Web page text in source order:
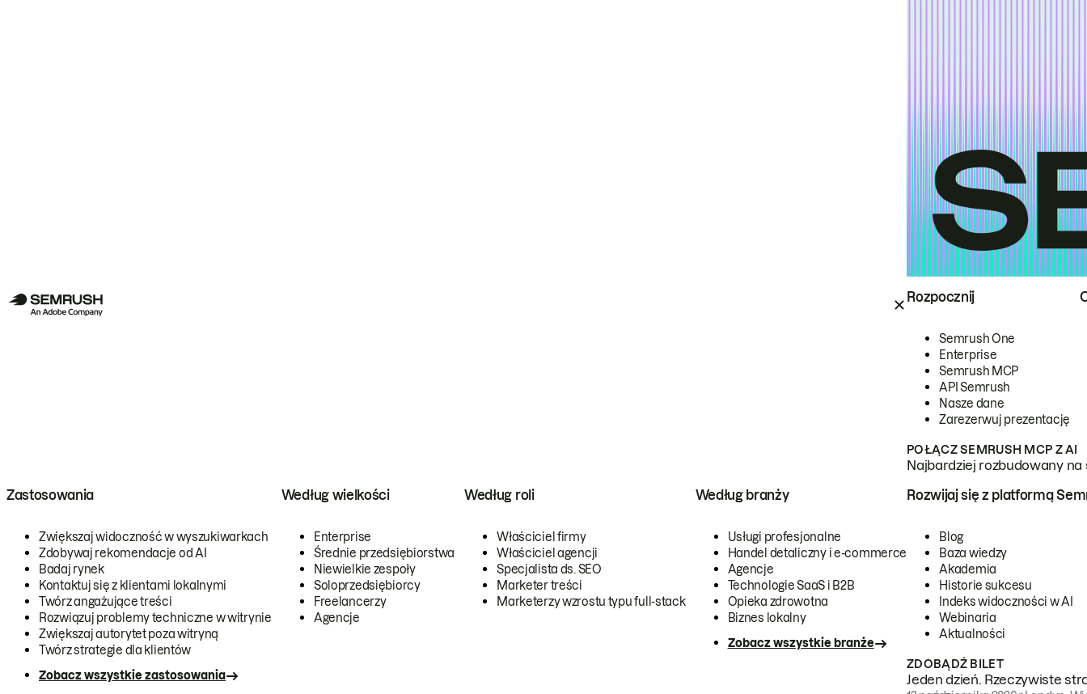
Rozpocznij
Semrush One
Enterprise
Semrush MCP
API Semrush
Nasze dane
Zarezerwuj prezentację
POŁĄCZ SEMRUSH MCP Z AI
Najbardziej rozbudowany
Zastosowania
Zwiększaj widoczność w wyszukiwarkach
Zdobywaj rekomendacje od AI
Badaj rynek
Kontaktuj się z klientami lokalnymi
Twórz angażujące treści
Rozwiązuj problemy techniczne w witrynie
Zwiększaj autorytet poza witryną
Twórz strategie dla klientów
Zobacz wszystkie zastosowania
Według wielkości
Enterprise
Średnie przedsiębiorstwa
Niewielkie zespoły
Soloprzedsiębiorcy
Freelancerzy
Agencje
Według roli
Właściciel firmy
Właściciel agencji
Specjalista ds. SEO
Marketer treści
Marketerzy wzrostu typu full-stack
Według branży
Usługi profesjonalne
Handel detaliczny i e-commerce
Agencje
Technologie SaaS i B2B
Opieka zdrowotna
Biznes lokalny
Zobacz wszystkie branże
Rozwijaj się z platformą
Blog
Baza wiedzy
Akademia
Historie sukcesu
Indeks widoczności w AI
Webinaria
Aktualności
ZDOBĄDŹ BILET
Jeden dzień. Rzeczywiste